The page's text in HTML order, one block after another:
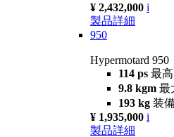
¥ 2,432,000 i
製品詳細
950
Hypermotard 950
114 ps 最
9.8 kgm 最
193 kg 装
¥ 1,935,000 i
製品詳細